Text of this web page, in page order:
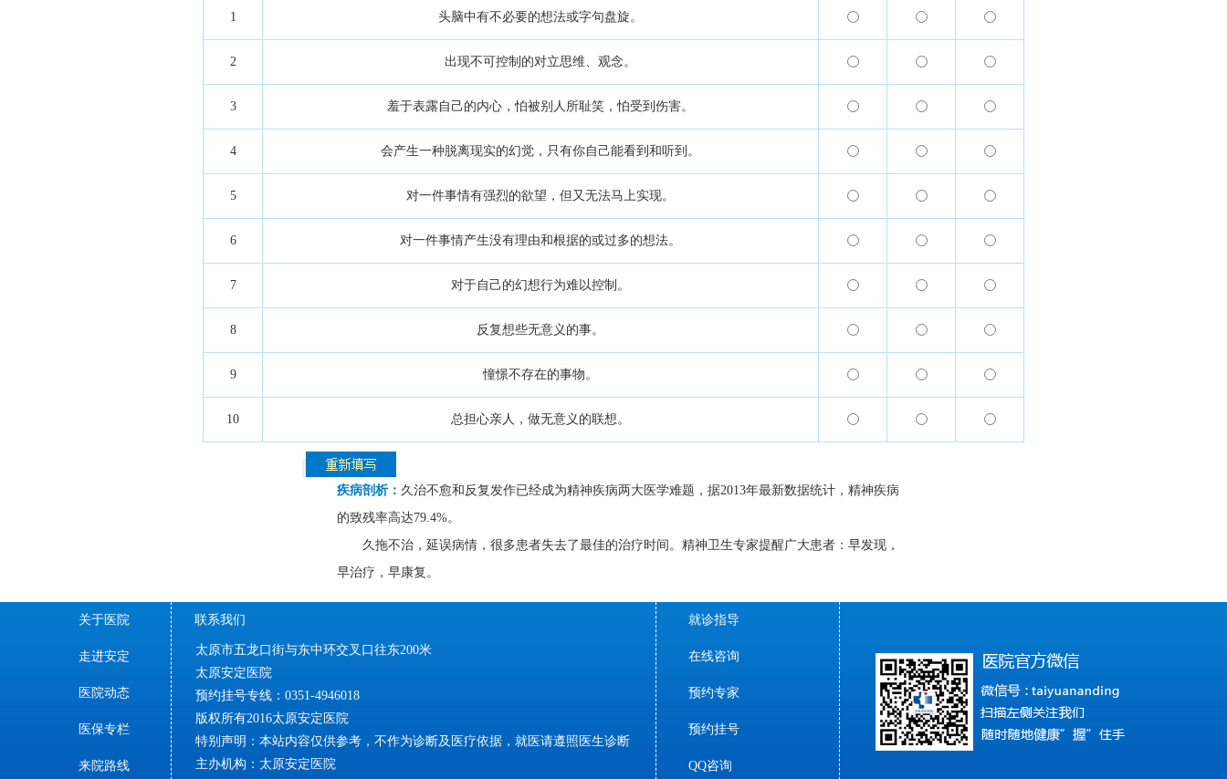
1 头脑中有不必要的想法或字句盘旋。
2 出现不可控制的对立思维、观念。
3 羞于表露自己的内心，怕被别人所耻笑，怕受到伤害。
4 会产生一种脱离现实的幻觉，只有你自己能看到和听到。
5 对一件事情有强烈的欲望，但又无法马上实现。
6 对一件事情产生没有理由和根据的或过多的想法。
7 对于自己的幻想行为难以控制。
8 反复想些无意义的事。
9 憧憬不存在的事物。
10 总担心亲人，做无意义的联想。
疾病剖析： 久治不愈和反复发作已经成为精神疾病两大医学难题，据2013年最新数据统计，精神疾病
的致残率高达79.4%。
久拖不治，延误病情，很多患者失去了最佳的治疗时间。精神卫生专家提醒广大患者：早发现，
早治疗，早康复。
关于医院
走进安定
医院动态
医保专栏
来院路线
联系我们
太原市五龙口街与东中环交叉口往东200米
太原安定医院
预约挂号专线：0351-4946018
版权所有2016太原安定医院
特别声明：本站内容仅供参考，不作为诊断及医疗依据，就医请遵照医生诊断
主办机构：太原安定医院
就诊指导
在线咨询
预约专家
预约挂号
QQ咨询